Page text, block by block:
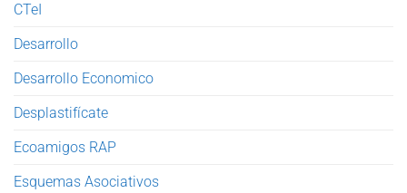
CTeI
Desarrollo
Desarrollo Economico
Desplastifícate
Ecoamigos RAP
Esquemas Asociativos